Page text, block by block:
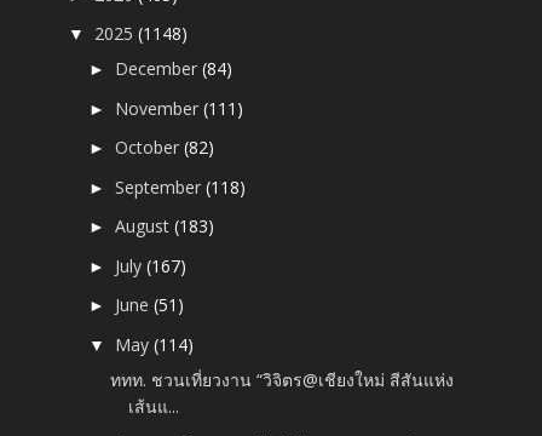
▼ 2025(1148)
► December(84)
► November(111)
►October(82)
►September(118)
►August(183)
► July(167)
► June(51)
▼ May(114)
ททท. ชวนเที่ยวงาน “วิจิตร@เชียงใหม่ สีสันแห่ง
เส้นแ...